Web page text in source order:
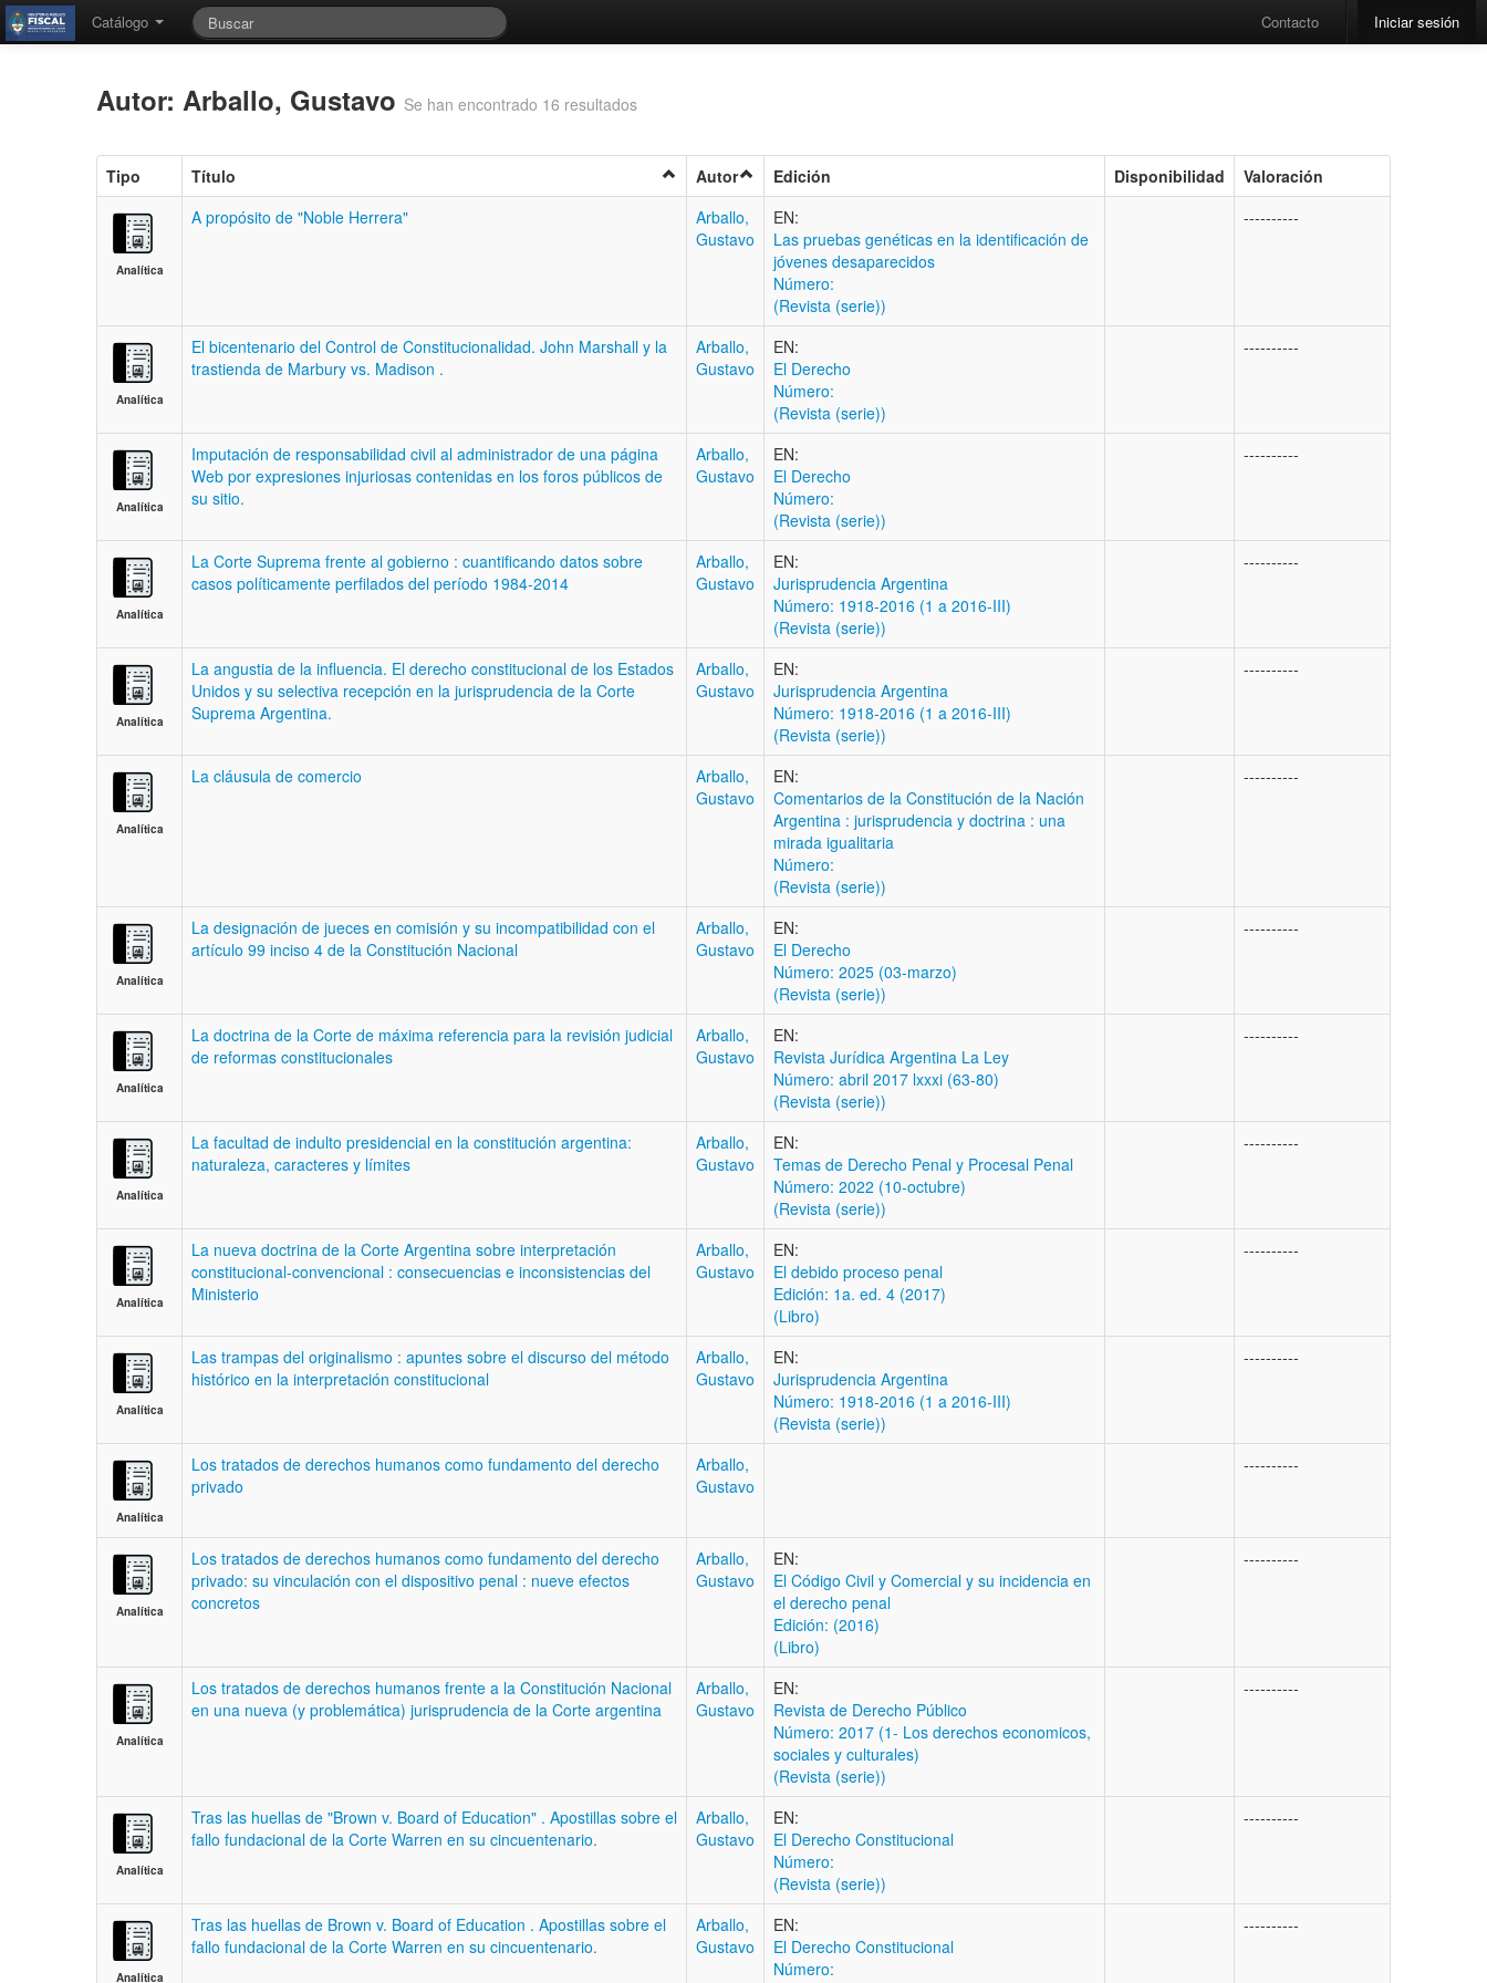
Catálogo Contacto Iniciar sesión
Autor: Arballo, Gustavo Se han encontrado 16 resultados
Tipo Título Autor Edición Disponibilidad Valoración
Analítica
A propósito de "Noble Herrera"
Arballo,
Gustavo
EN:
Las pruebas genéticas en la identificación de
jóvenes desaparecidos
Número:
(Revista (serie))
----------
Analítica
El bicentenario del Control de Constitucionalidad. John Marshall y la
trastienda de Marbury vs. Madison .
Arballo,
Gustavo
EN:
El Derecho
Número:
(Revista (serie))
----------
Analítica
Imputación de responsabilidad civil al administrador de una página
Web por expresiones injuriosas contenidas en los foros públicos de
su sitio.
Arballo,
Gustavo
EN:
El Derecho
Número:
(Revista (serie))
----------
Analítica
La Corte Suprema frente al gobierno : cuantificando datos sobre
casos políticamente perfilados del período 1984-2014
Arballo,
Gustavo
EN:
Jurisprudencia Argentina
Número: 1918-2016 (1 a 2016-III)
(Revista (serie))
----------
Analítica
La angustia de la influencia. El derecho constitucional de los Estados
Unidos y su selectiva recepción en la jurisprudencia de la Corte
Suprema Argentina.
Arballo,
Gustavo
EN:
Jurisprudencia Argentina
Número: 1918-2016 (1 a 2016-III)
(Revista (serie))
----------
Analítica
La cláusula de comercio
Arballo,
Gustavo
EN:
Comentarios de la Constitución de la Nación
Argentina : jurisprudencia y doctrina : una
mirada igualitaria
Número:
(Revista (serie))
----------
Analítica
La designación de jueces en comisión y su incompatibilidad con el
artículo 99 inciso 4 de la Constitución Nacional
Arballo,
Gustavo
EN:
El Derecho
Número: 2025 (03-marzo)
(Revista (serie))
----------
Analítica
La doctrina de la Corte de máxima referencia para la revisión judicial
de reformas constitucionales
Arballo,
Gustavo
EN:
Revista Jurídica Argentina La Ley
Número: abril 2017 lxxxi (63-80)
(Revista (serie))
----------
Analítica
La facultad de indulto presidencial en la constitución argentina:
naturaleza, caracteres y límites
Arballo,
Gustavo
EN:
Temas de Derecho Penal y Procesal Penal
Número: 2022 (10-octubre)
(Revista (serie))
----------
Analítica
La nueva doctrina de la Corte Argentina sobre interpretación
constitucional-convencional : consecuencias e inconsistencias del
Ministerio
Arballo,
Gustavo
EN:
El debido proceso penal
Edición: 1a. ed. 4 (2017)
(Libro)
----------
Analítica
Las trampas del originalismo : apuntes sobre el discurso del método
histórico en la interpretación constitucional
Arballo,
Gustavo
EN:
Jurisprudencia Argentina
Número: 1918-2016 (1 a 2016-III)
(Revista (serie))
----------
Analítica
Los tratados de derechos humanos como fundamento del derecho
privado
Arballo,
Gustavo
----------
Analítica
Los tratados de derechos humanos como fundamento del derecho
privado: su vinculación con el dispositivo penal : nueve efectos
concretos
Arballo,
Gustavo
EN:
El Código Civil y Comercial y su incidencia en
el derecho penal
Edición: (2016)
(Libro)
----------
Analítica
Los tratados de derechos humanos frente a la Constitución Nacional
en una nueva (y problemática) jurisprudencia de la Corte argentina
Arballo,
Gustavo
EN:
Revista de Derecho Público
Número: 2017 (1- Los derechos economicos,
sociales y culturales)
(Revista (serie))
----------
Analítica
Tras las huellas de "Brown v. Board of Education" . Apostillas sobre el
fallo fundacional de la Corte Warren en su cincuentenario.
Arballo,
Gustavo
EN:
El Derecho Constitucional
Número:
(Revista (serie))
----------
Analítica
Tras las huellas de Brown v. Board of Education . Apostillas sobre el
fallo fundacional de la Corte Warren en su cincuentenario.
Arballo,
Gustavo
EN:
El Derecho Constitucional
Número:
----------